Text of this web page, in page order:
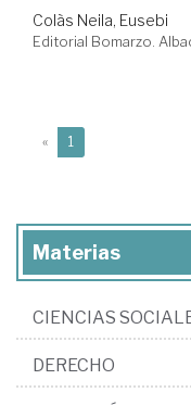
Colàs Neila, Eusebi
Editorial Bomarzo.
« 1
Materias
CIENCIAS
DERECHO